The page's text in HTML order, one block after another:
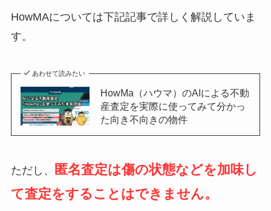
HowMAについては下記記事で詳しく解説していま
す。
あわせて読みたい
HowMa（ハウマ）のAIによる不動
産査定を実際に使ってみて分かっ
た向き不向きの物件
ただし、
匿名査定は傷の状態などを加味し
て査定をすることはできません。